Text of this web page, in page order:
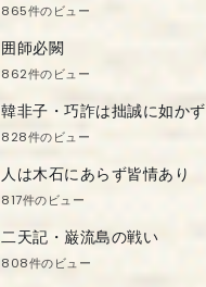
865件のビュー
囲師必闕
862件のビュー
韓非子・巧詐は拙誠に如かず
828件のビュー
人は木石にあらず皆情あり
817件のビュー
二天記・巌流島の戦い
808件のビュー